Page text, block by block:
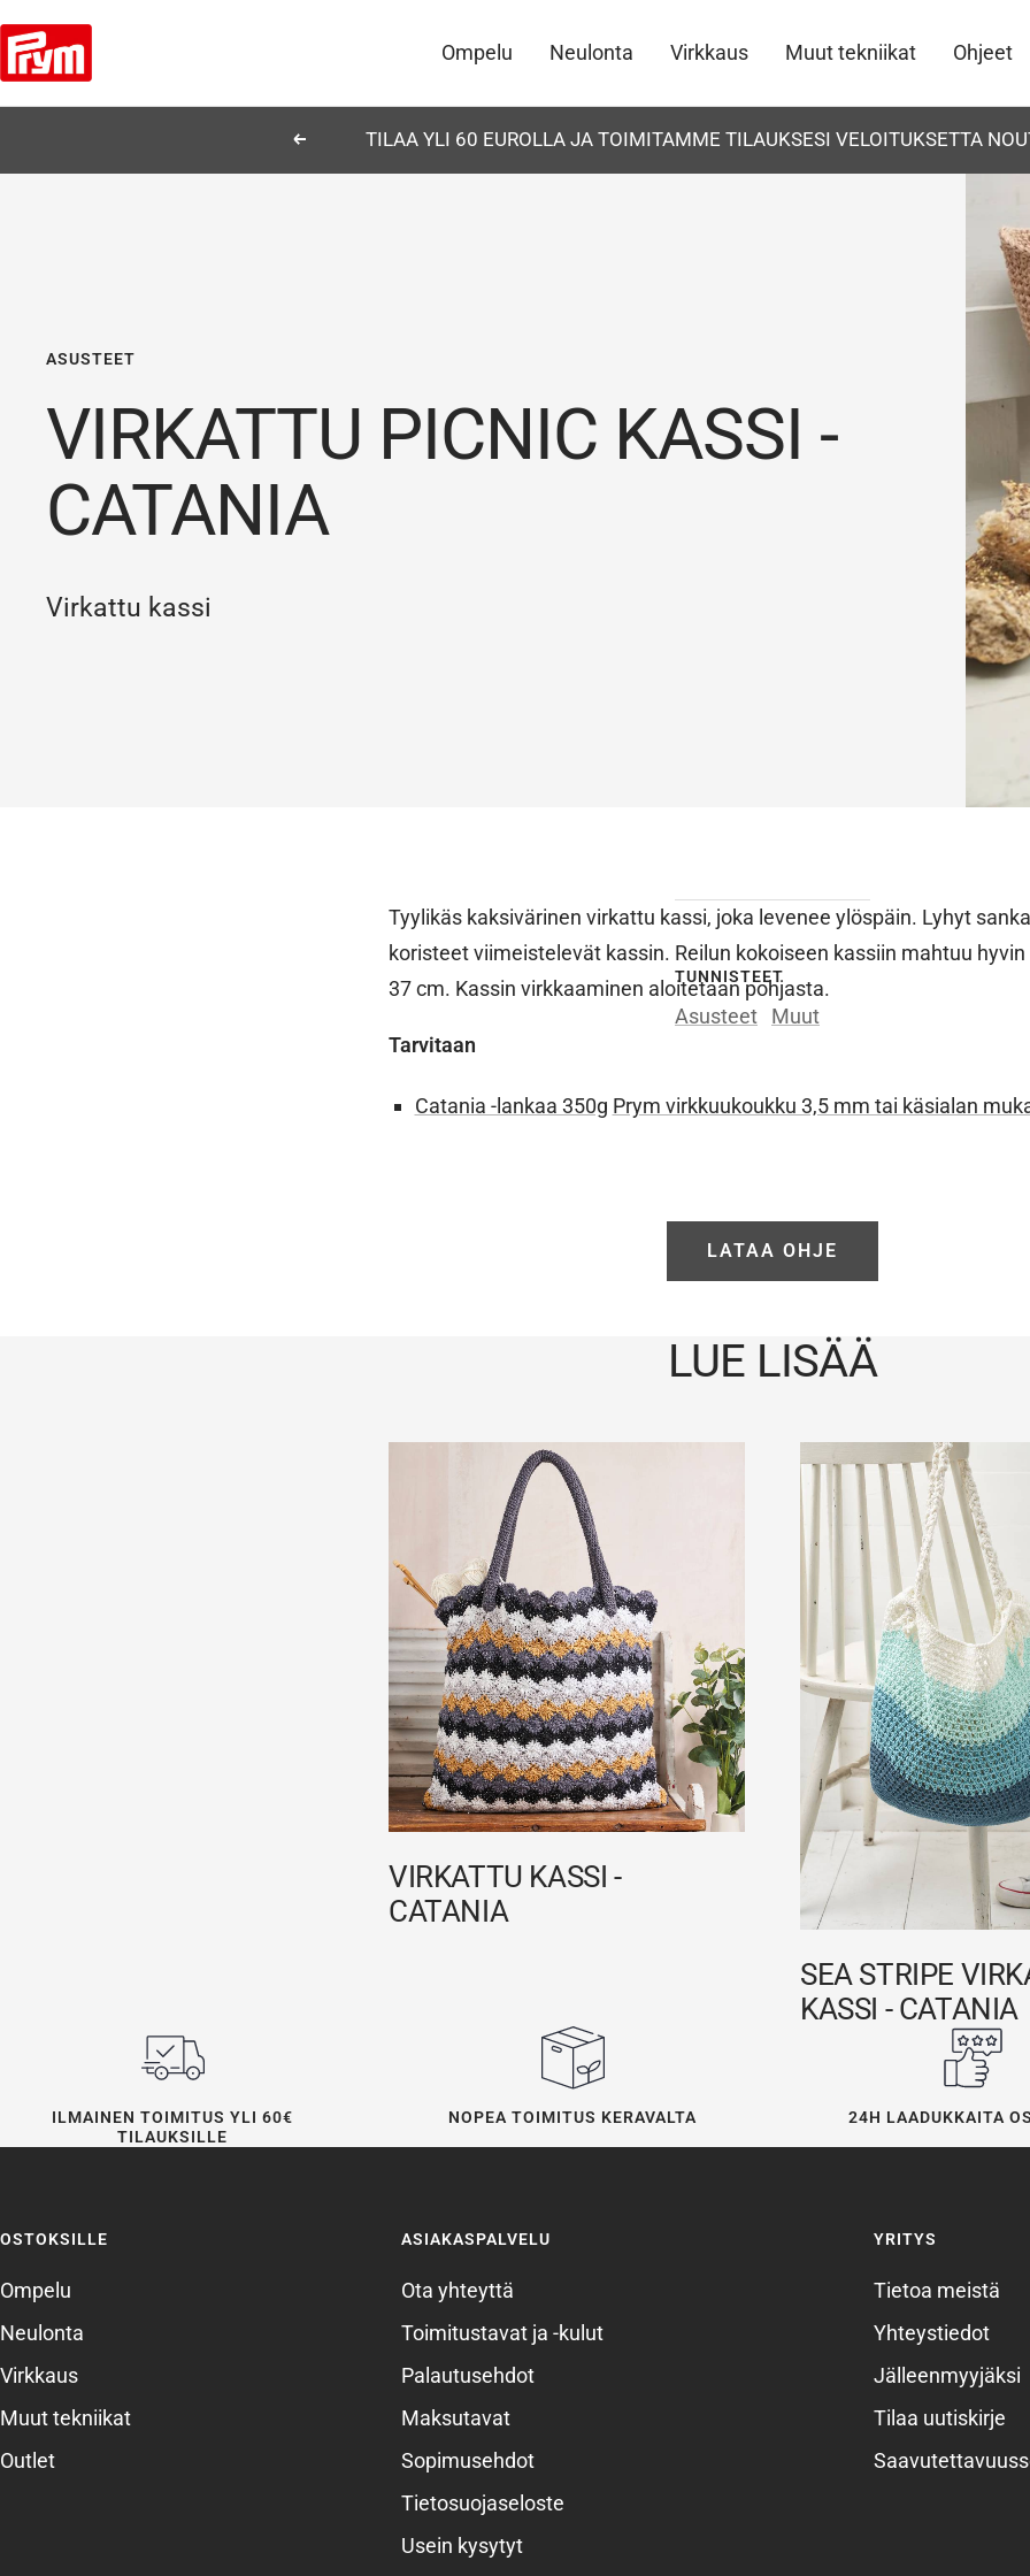
sisältöön
Ompelu Neulonta Virkkaus Muut tekniikat Ohjeet
Prym
EdellinenTILAA YLI 60 EUROLLA JA TOIMITAMME TILAUKSESI VELOITUKSETTA
ASUSTEET
VIRKATTU PICNIC KASSI -
CATANIA
Virkattu kassi
TUNNISTEET
Asusteet Muut
Tyylikäs kaksivärinen virkattu kassi, joka levenee ylöspäin. Lyhyt
koristeet viimeistelevät kassin. Reilun kokoiseen kassiin mahtuu
37 cm. Kassin virkkaaminen aloitetaan pohjasta.
Tarvitaan
Catania -lankaa 350g Prym virkkuukoukku 3,5 mm tai käsialan
LATAA OHJE
LUE LISÄÄ
VIRKATTU KASSI -
CATANIA
SEA STRIPE
KASSI - CATANIA
ILMAINEN TOIMITUS YLI 60€
TILAUKSILLE
NOPEA TOIMITUS KERAVALTA 24H LAADUKKAITA
OSTOKSILLE
Ompelu
Neulonta
Virkkaus
Muut tekniikat
Outlet
ASIAKASPALVELU
Ota yhteyttä
Toimitustavat ja -kulut
Palautusehdot
Maksutavat
Sopimusehdot
Tietosuojaseloste
Usein kysytyt
YRITYS
Tietoa meistä
Yhteystiedot
Jälleenmyyjäksi
Tilaa uutiskirje